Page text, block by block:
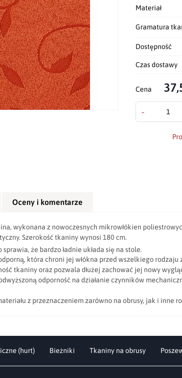
Materiał
Gramatura
Dostępność
Czas dostawy
Cena
-
Oceny i komentarze
wykonana z nowoczesnych mikrowłókien
Szerokość tkaniny wynosi 180 cm.
że bardzo ładnie układa się na stole.
która chroni jej włókna przed wszelkiego
tkaniny oraz pozwala dłużej zachować jej nowy
odporność na działanie czynników
z przeznaczeniem zarówno na obrusy, jak i inne
(hurt) Bieżniki Tkaniny na obrusy